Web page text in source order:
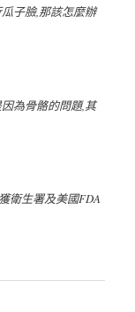
子臉,那該怎麼辦
為骨骼的問題,其
衛生署及美國FDA